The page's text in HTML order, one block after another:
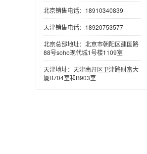
北京销售电话：18910340839
天津销售电话：18920753577
北京总部地址：北京市朝阳区建国路
88号soho现代城1号楼1109室
天津地址：天津南开区卫津路财富大
厦B704室和B903室